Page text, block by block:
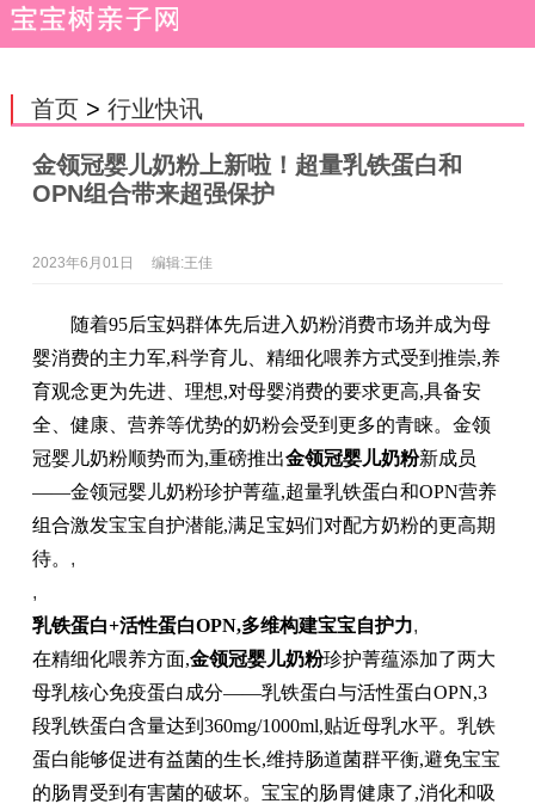
首页> 行业快讯
金领冠婴儿奶粉上新啦！超量乳铁蛋白和
OPN组合带来超强保护
2023年6月01日 编辑:王佳
随着95后宝妈群体先后进入奶粉消费市场并成为母
婴消费的主力军,科学育儿、精细化喂养方式受到推崇,养
育观念更为先进、理想,对母婴消费的要求更高,具备安
全、健康、营养等优势的奶粉会受到更多的青睐。金领
冠婴儿奶粉顺势而为,重磅推出金领冠婴儿奶粉新成员
——金领冠婴儿奶粉珍护菁蕴,超量乳铁蛋白和OPN营养
组合激发宝宝自护潜能,满足宝妈们对配方奶粉的更高期
待。 ,
,
乳铁蛋白+活性蛋白OPN,多维构建宝宝自护力,
在精细化喂养方面,金领冠婴儿奶粉珍护菁蕴添加了两大
母乳核心免疫蛋白成分——乳铁蛋白与活性蛋白OPN,3
段乳铁蛋白含量达到360mg/1000ml,贴近母乳水平。乳铁
蛋白能够促进有益菌的生长,维持肠道菌群平衡,避免宝宝
的肠胃受到有害菌的破坏。宝宝的肠胃健康了,消化和吸